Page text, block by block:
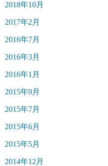
2018年10月
2017年2月
2016年7月
2016年3月
2016年1月
2015年9月
2015年7月
2015年6月
2015年5月
2014年12月